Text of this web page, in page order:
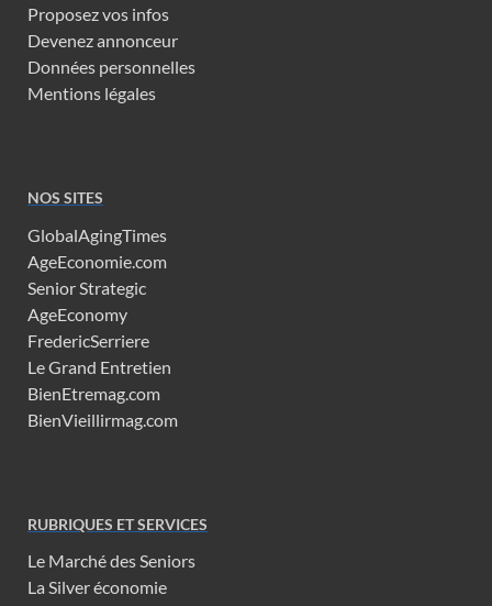
Proposez vos infos
Devenez annonceur
Données personnelles
Mentions légales
NOS SITES
GlobalAgingTimes
AgeEconomie.com
Senior Strategic
AgeEconomy
FredericSerriere
Le Grand Entretien
BienEtremag.com
BienVieillirmag.com
RUBRIQUES ET SERVICES
Le Marché des Seniors
La Silver économie